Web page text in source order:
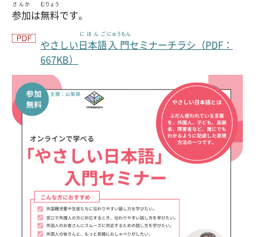
参加
さんか
は無料
むりょう
です。
やさしい日本語
にほんご
入門
にゅうもん
セミナーチラシ（PDF：
667KB）